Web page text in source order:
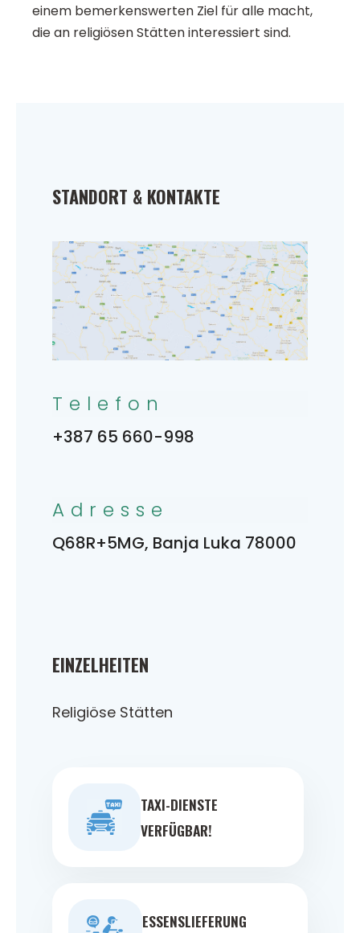
einem bemerkenswerten Ziel für alle macht,
die an religiösen Stätten interessiert sind.
EINZELHEITEN
Religiöse Stätten
TAXI-DIENSTE
VERFÜGBAR!
ESSENSLIEFERUNG
STANDORT & KONTAKTE
Telefon
+387 65 660-998
Adresse
Q68R+5MG, Banja Luka 78000